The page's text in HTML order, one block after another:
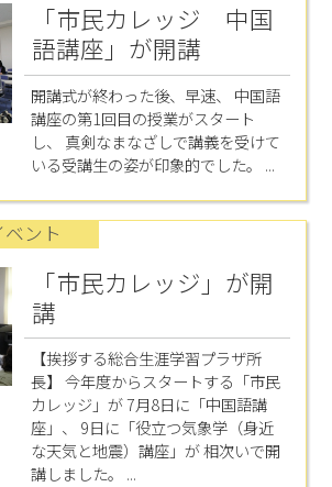
「市民カレッジ 中国
語講座」が開講
開講式が終わった後、早速、 中国語
講座の第1回目の授業がスタート
し、 真剣なまなざしで講義を受けて
いる受講生の姿が印象的でした。 ...
ント
「市民カレッジ」が開
講
【挨拶する総合生涯学習プラザ所
長】 今年度からスタートする「市民
カレッジ」が 7月8日に「中国語講
座」、 9日に「役立つ気象学（身近
な天気と地震）講座」が 相次いで開
講しました。 ...